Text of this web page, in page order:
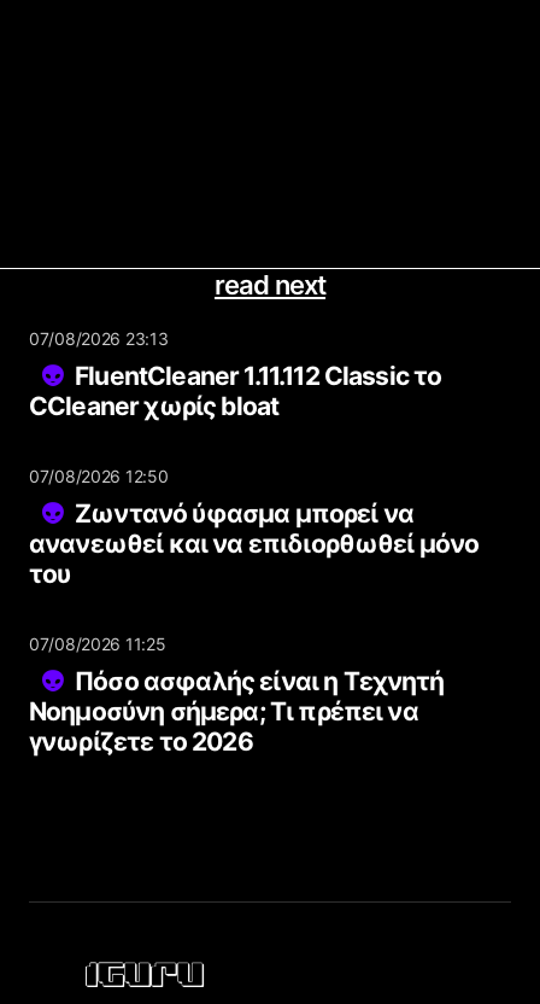
read next
07/08/2026 23:13
FluentCleaner 1.11.112 Classic το
CCleaner χωρίς bloat
07/08/2026 12:50
Ζωντανό ύφασμα μπορεί να
ανανεωθεί και να επιδιορθωθεί μόνο
του
07/08/2026 11:25
Πόσο ασφαλής είναι η Τεχνητή
Νοημοσύνη σήμερα; Τι πρέπει να
γνωρίζετε το 2026